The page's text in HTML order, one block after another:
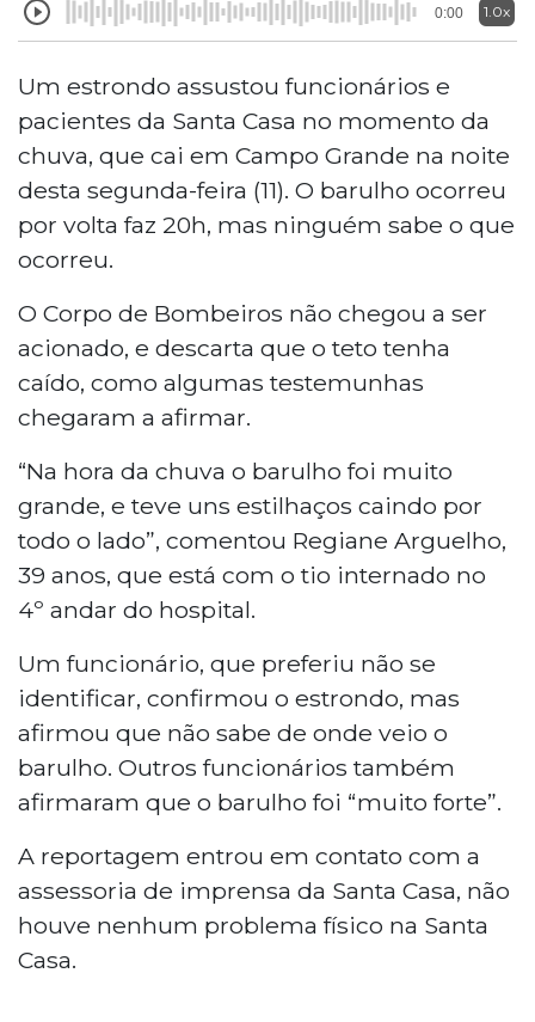
0:00 1.0x
Um estrondo assustou funcionários e
pacientes da Santa Casa no momento da
chuva, que cai em Campo Grande na noite
desta segunda-feira (11). O barulho ocorreu
por volta faz 20h, mas ninguém sabe o que
ocorreu.
O Corpo de Bombeiros não chegou a ser
acionado, e descarta que o teto tenha
caído, como algumas testemunhas
chegaram a afirmar.
“Na hora da chuva o barulho foi muito
grande, e teve uns estilhaços caindo por
todo o lado”, comentou Regiane Arguelho,
39 anos, que está com o tio internado no
4º andar do hospital.
Um funcionário, que preferiu não se
identificar, confirmou o estrondo, mas
afirmou que não sabe de onde veio o
barulho. Outros funcionários também
afirmaram que o barulho foi “muito forte”.
A reportagem entrou em contato com a
assessoria de imprensa da Santa Casa, não
houve nenhum problema físico na Santa
Casa.